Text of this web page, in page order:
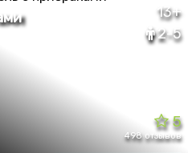
13+
2-5
5
498 отзывов